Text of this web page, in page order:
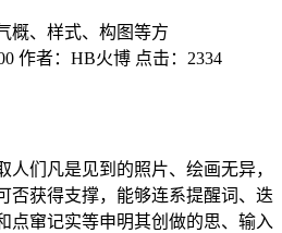
概、样式、构图等方
作者： HB火博 点击： 2334
们凡是见到的照片、绘画无异，
否获得支撑，能够连系提醒词、迭
点窜记实等申明其创做的思、输入